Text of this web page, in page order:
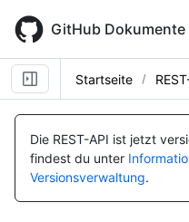
main
content
GitHub Dokumente
Startseite
Die REST-API ist jetzt
findest du unter
Versionsverwaltung.